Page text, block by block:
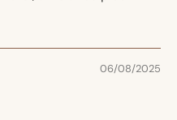
06/08/2025